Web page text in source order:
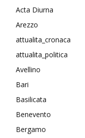
Acta Diurna
Arezzo
attualita_cronaca
attualita_politica
Avellino
Bari
Basilicata
Benevento
Bergamo